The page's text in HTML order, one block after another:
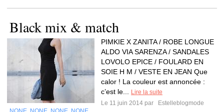
Black mix & match
PIMKIE X ZANITA / ROBE LONGUE
ALDO VIA SARENZA / SANDALES
LOVOLO EPICE / FOULARD EN
SOIE H M / VESTE EN JEAN Que
calor ! La couleur est annoncée :
c’est le...
Lire la suite
Le 11 juin 2014 par
Estelleblogmode